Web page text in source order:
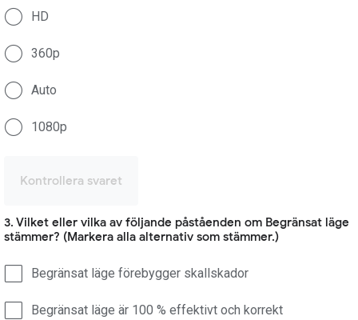
HD
360p
Auto
1080p
Kontrollera svaret
3. Vilket eller vilka av följande påståenden om Begränsat läge
stämmer? (Markera alla alternativ som stämmer.)
Begränsat läge förebygger skallskador
Begränsat läge är 100 % effektivt och korrekt